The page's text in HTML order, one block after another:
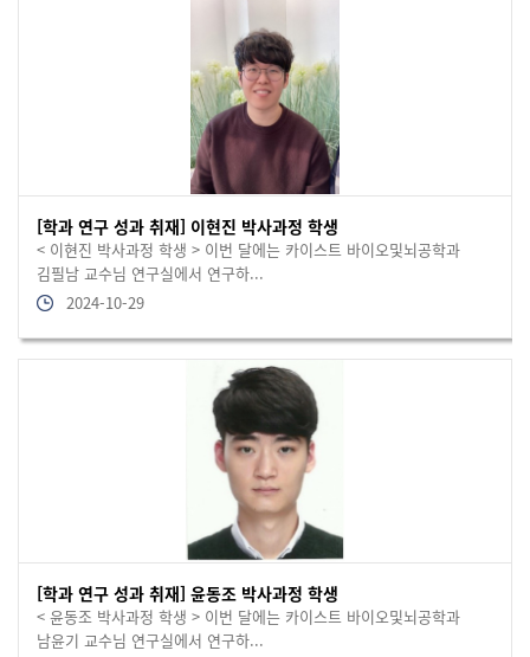
[학과 연구 성과 취재] 이현진 박사과정 학생
< 이현진 박사과정 학생 > 이번 달에는 카이스트 바이오및뇌공학과
김필남 교수님 연구실에서 연구하...
2024-10-29
[학과 연구 성과 취재] 윤동조 박사과정 학생
< 윤동조 박사과정 학생 > 이번 달에는 카이스트 바이오및뇌공학과
남윤기 교수님 연구실에서 연구하...